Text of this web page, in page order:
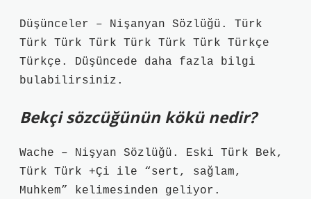
Düşünceler – Nişanyan Sözlüğü. Türk
Türk Türk Türk Türk Türk Türk Türkçe
Türkçe. Düşüncede daha fazla bilgi
bulabilirsiniz.
Bekçi sözcüğünün kökü nedir?
Wache – Nişyan Sözlüğü. Eski Türk Bek,
Türk Türk +Çi ile “sert, sağlam,
Muhkem” kelimesinden geliyor.